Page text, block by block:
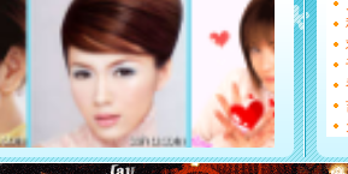
[元旦]
看
断电。
你是我
[元旦]
如
起；二
离。水
[元旦]
泣，这痛